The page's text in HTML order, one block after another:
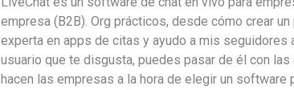
empresa (B2B). Org prácticos, desde cómo crear
experta en apps de citas y ayudo a mis seguidores
usuario que te disgusta, puedes pasar de él con
hacen las empresas a la hora de elegir un